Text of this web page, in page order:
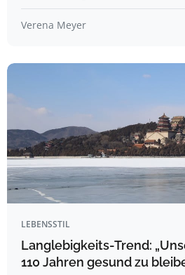
Verena Meyer
LEBENSSTIL
Langlebigkeits-Trend:
110 Jahren gesund zu